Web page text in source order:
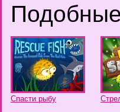
Спасти рыбу